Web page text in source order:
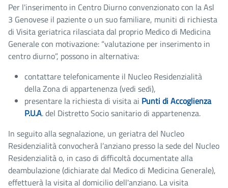
Per l'inserimento in Centro Diurno convenzionato con la Asl
3 Genovese il paziente o un suo familiare, muniti di richiesta
di Visita geriatrica rilasciata dal proprio Medico di Medicina
Generale con motivazione: “valutazione per inserimento in
centro diurno”, possono in alternativa:
contattare telefonicamente il Nucleo Residenzialità
della Zona di appartenenza (vedi sedi),
presentare la richiesta di visita ai Punti di Accoglienza
P.U.A. del Distretto Socio sanitario di appartenenza.
In seguito alla segnalazione, un geriatra del Nucleo
Residenzialità convocherà l’anziano presso la sede del Nucleo
Residenzialità o, in caso di difficoltà documentate alla
deambulazione (dichiarate dal Medico di Medicina Generale),
effettuerà la visita al domicilio dell'anziano. La visita